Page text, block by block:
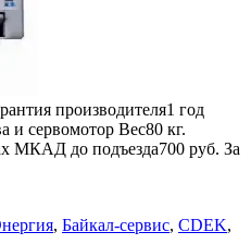
производителя1 год
и сервомотор Вес80 кг.
МКАД до подъезда700 руб. За
, Байкал-сервис, CDEK,